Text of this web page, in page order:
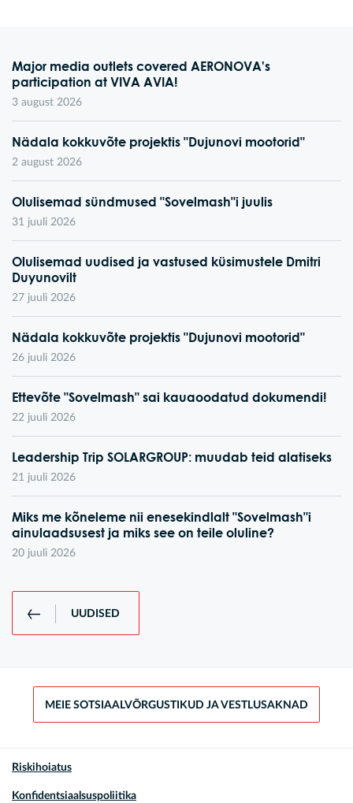
Major media outlets covered AERONOVA's
participation at VIVA AVIA!
3 august 2026
Nädala kokkuvõte projektis "Dujunovi mootorid"
2 august 2026
Olulisemad sündmused "Sovelmash"i juulis
31 juuli 2026
Olulisemad uudised ja vastused küsimustele Dmitri
Duyunovilt
27 juuli 2026
Nädala kokkuvõte projektis "Dujunovi mootorid"
26 juuli 2026
Ettevõte "Sovelmash" sai kauaoodatud dokumendi!
22 juuli 2026
Leadership Trip SOLARGROUP: muudab teid alatiseks
21 juuli 2026
Miks me kõneleme nii enesekindlalt "Sovelmash"i
ainulaadsusest ja miks see on teile oluline?
20 juuli 2026
UUDISED
MEIE SOTSIAALVÕRGUSTIKUD JA VESTLUSAKNAD
Riskihoiatus
Konfidentsiaalsuspoliitika